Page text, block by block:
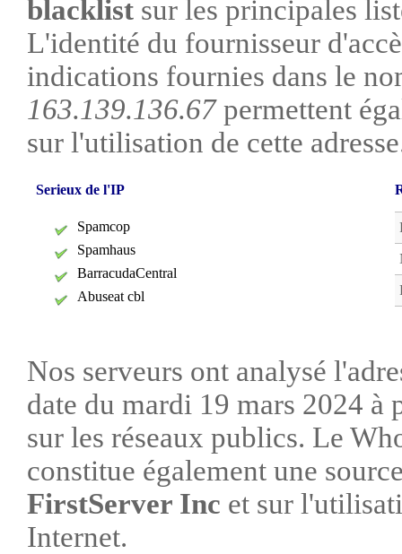
blacklist sur les principales
L'identité du fournisseur
indications fournies dans le
163.139.136.67permettent
sur l'utilisation de cette
Serieux de l'IP
Spamcop
Spamhaus
BarracudaCentral
Abuseat cbl
Nos serveurs ont analysé
date du mardi 19 mars 2024 à
sur les réseaux publics. Le
constitue également une
FirstServer Inc et sur
Internet.